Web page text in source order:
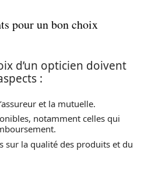
pour un bon choix
d’un opticien doivent
:
et la mutuelle.
notamment celles qui
sur la qualité des produits et du